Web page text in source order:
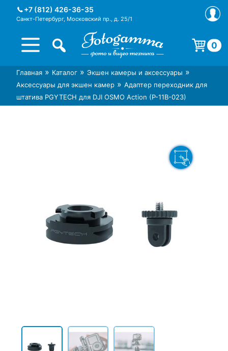
+7 (812) 426-36-35
Санкт-Петербург, Московский пр., д. 25/1
Интернет-магазин фототехники
Foto-Gamma в СПб
Магазин фотоаксессуаров foto-
gamma.ru
0
Корзина пуста.
Главная » Каталог » Экшен камеры и аксессуары »
Аксессуары для экшен камер » Адаптер переходник для
штатива PGYTECH для DJI OSMO Action (P-11B-023)